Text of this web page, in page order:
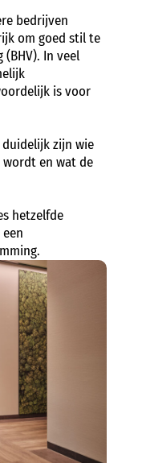
bedrijven
om goed stil te
In veel
is voor
zijn wie
en wat de
hetzelfde